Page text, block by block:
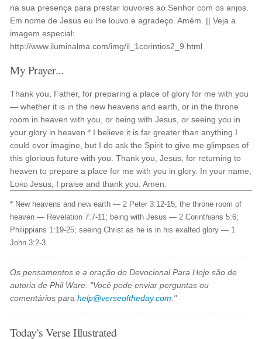
na sua presença para prestar louvores ao Senhor com os anjos.
Em nome de Jesus eu lhe louvo e agradeço. Amém. || Veja a
imagem especial:
http://www.iluminalma.com/img/il_1corintios2_9.html
My Prayer...
Thank you, Father, for preparing a place of glory for me with you
— whether it is in the new heavens and earth, or in the throne
room in heaven with you, or being with Jesus, or seeing you in
your glory in heaven.* I believe it is far greater than anything I
could ever imagine, but I do ask the Spirit to give me glimpses of
this glorious future with you. Thank you, Jesus, for returning to
heaven to prepare a place for me with you in glory. In your name,
Lord Jesus, I praise and thank you. Amen.
* New heavens and new earth — 2 Peter 3:12-15; the throne room of
heaven — Revelation 7:7-11; being with Jesus — 2 Corinthians 5:6;
Philippians 1:19-25; seeing Christ as he is in his exalted glory — 1
John 3:2-3.
Os pensamentos e a oração do Devocional Para Hoje são de
autoria de Phil Ware. "Você pode enviar perguntas ou
comentários parahelp@verseoftheday.com ."
Today's Verse Illustrated